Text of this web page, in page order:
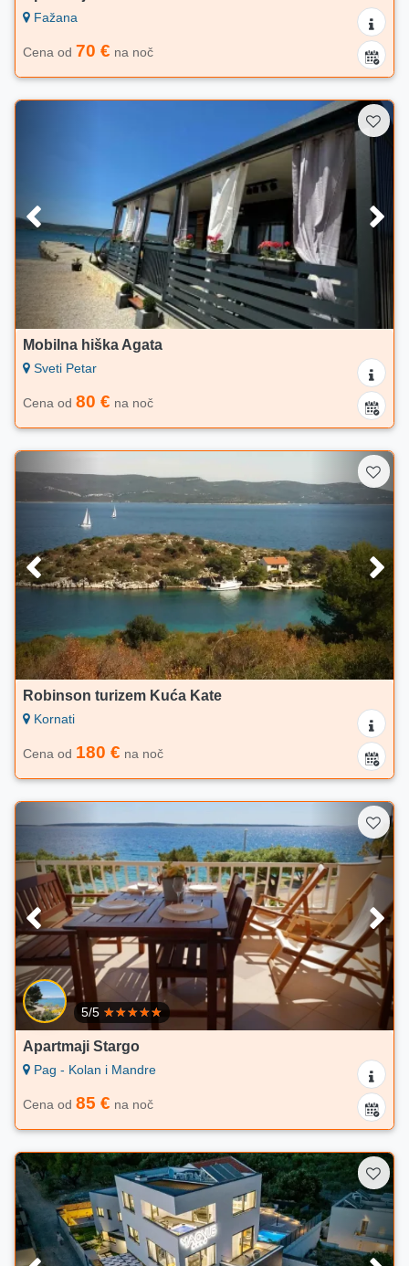
Fažana
Cena od 70 € na noč
Mobilna hiška Agata
Sveti Petar
Cena od 80 € na noč
Robinson turizem Kuća Kate
Kornati
Cena od 180 € na noč
5/5
Apartmaji Stargo
Pag - Kolan i Mandre
Cena od 85 € na noč